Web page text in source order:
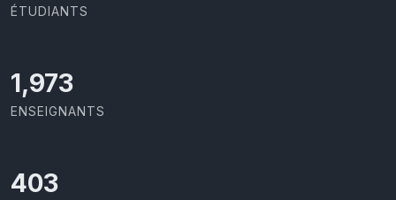
ÉTUDIANTS
2,086
ENSEIGNANTS
426